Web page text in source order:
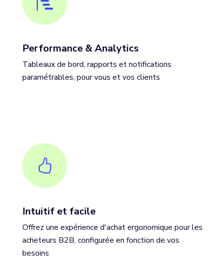
Performance & Analytics
Tableaux de bord, rapports et notifications
paramétrables, pour vous et vos clients
Intuitif et facile
Offrez une expérience d'achat ergonomique pour les
acheteurs B2B, configurée en fonction de vos
besoins